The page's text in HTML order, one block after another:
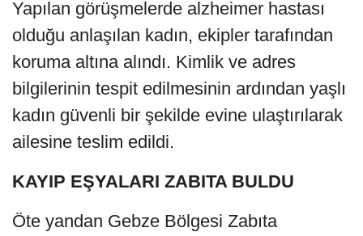
Yapılan görüşmelerde alzheimer hastası
olduğu anlaşılan kadın, ekipler tarafından
koruma altına alındı. Kimlik ve adres
bilgilerinin tespit edilmesinin ardından yaşlı
kadın güvenli bir şekilde evine ulaştırılarak
ailesine teslim edildi.
KAYIP EŞYALARI ZABITA BULDU
Öte yandan Gebze Bölgesi Zabıta